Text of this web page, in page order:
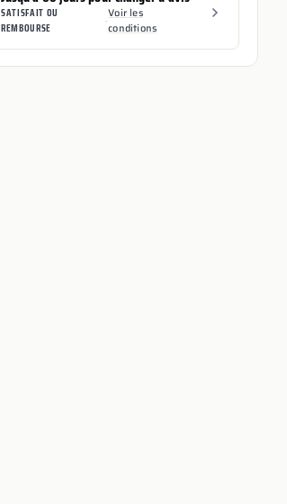
SATISFAIT OU
REMBOURSE
·Voir les
conditions